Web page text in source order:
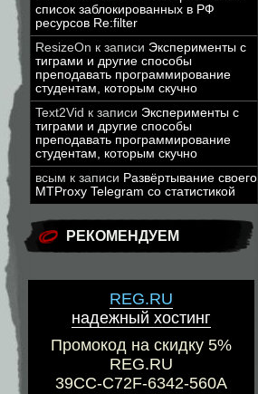
список заблокированных в РФ
ресурсов Re:filter
ResizeOn к записи Эксперименты с
тиграми и другие способы
преподавать программирование
студентам, которым скучно
Text2Vid к записи Эксперименты с
тиграми и другие способы
преподавать программирование
студентам, которым скучно
всым к записи Развёртывание своего
MTProxy Telegram со статистикой
РЕКОМЕНДУЕМ
REG.RU
надежный хостинг
Промокод на скидку 5%
REG.RU
39CC-C72F-6342-560A